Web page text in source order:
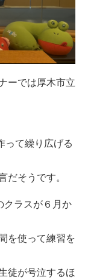
ーでは厚木市立
って繰り広げる
そうです。
クラスが６月か
を使って練習を
徒が号泣するほ